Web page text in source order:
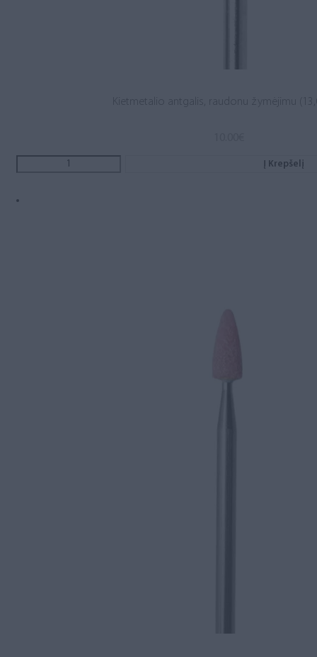
Kietmetalio antgalis, raudonu žymėjimu
Į Krepšelį